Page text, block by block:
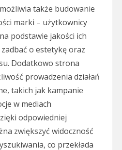
także budowanie
marki – użytkownicy
podstawie jakości ich
o estetykę oraz
Dodatkowo strona
prowadzenia działań
takich jak kampanie
w mediach
odpowiedniej
zwiększyć widoczność
co przekłada